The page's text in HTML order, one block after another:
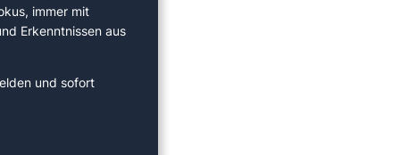
immer mit
Erkenntnissen aus
und sofort